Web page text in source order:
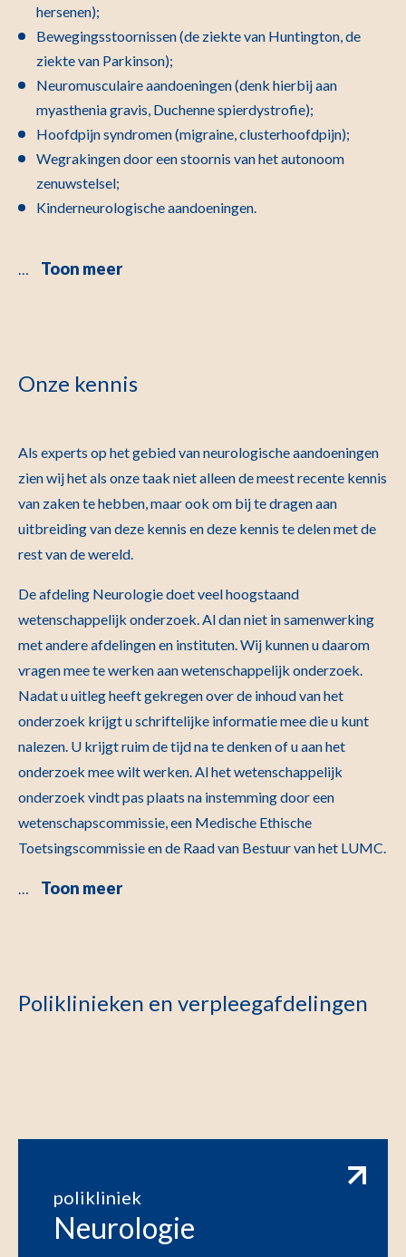
hersenen);
Bewegingsstoornissen (de ziekte van Huntington, de
ziekte van Parkinson);
Neuromusculaire aandoeningen (denk hierbij aan
myasthenia gravis, Duchenne spierdystrofie);
Hoofdpijn syndromen (migraine, clusterhoofdpijn);
Wegrakingen door een stoornis van het autonoom
zenuwstelsel;
Kinderneurologische aandoeningen.
… Toon meer
Onze kennis
Als experts op het gebied van neurologische aandoeningen
zien wij het als onze taak niet alleen de meest recente kennis
van zaken te hebben, maar ook om bij te dragen aan
uitbreiding van deze kennis en deze kennis te delen met de
rest van de wereld.
De afdeling Neurologie doet veel hoogstaand
wetenschappelijk onderzoek. Al dan niet in samenwerking
met andere afdelingen en instituten. Wij kunnen u daarom
vragen mee te werken aan wetenschappelijk onderzoek.
Nadat u uitleg heeft gekregen over de inhoud van het
onderzoek krijgt u schriftelijke informatie mee die u kunt
nalezen. U krijgt ruim de tijd na te denken of u aan het
onderzoek mee wilt werken. Al het wetenschappelijk
onderzoek vindt pas plaats na instemming door een
wetenschapscommissie, een Medische Ethische
Toetsingscommissie en de Raad van Bestuur van het LUMC.
… Toon meer
Poliklinieken en verpleegafdelingen
polikliniek
Neurologie